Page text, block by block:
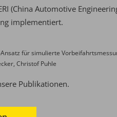
(China Automotive
implementiert.
für simulierte
Christof Puhle
Publikationen.